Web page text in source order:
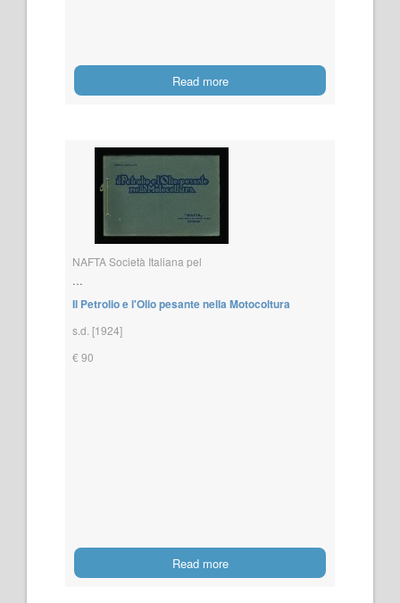
Read more
NAFTA Società Italiana pel
...
Il Petrolio e l'Olio pesante nella Motocoltura
s.d. [1924]
€ 90
Read more